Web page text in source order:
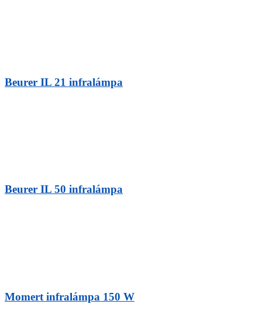
Beurer IL 21 infralámpa
Beurer IL 50 infralámpa
Momert infralámpa 150 W